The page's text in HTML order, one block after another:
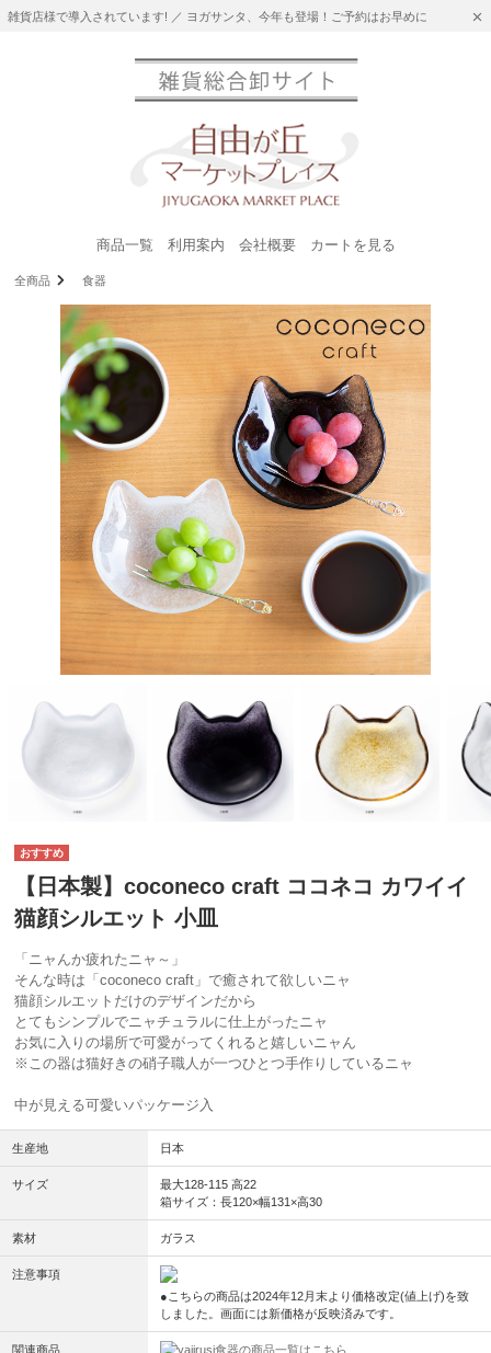
雑貨店様で導入されています! ／ ヨガサンタ、今年も登場！ご予約はお早めに
商品一覧 利用案内 会社概要 カートを見る
全商品 食器
【日本製】coconeco craft ココネコ カワイイ
猫顔シルエット 小皿
「ニャんか疲れたニャ～」
そんな時は「coconeco craft」で癒されて欲しいニャ
猫顔シルエットだけのデザインだから
とてもシンプルでニャチュラルに仕上がったニャ
お気に入りの場所で可愛がってくれると嬉しいニャん
※この器は猫好きの硝子職人が一つひとつ手作りしているニャ
中が見える可愛いパッケージ入
生産地 日本
サイズ
最大128-115 高22
箱サイズ：長120×幅131×高30
素材 ガラス
注意事項
●こちらの商品は2024年12月末より価格改定(値上げ)を致
しました。画面には新価格が反映済みです。
関連商品 食器の商品一覧はこちら